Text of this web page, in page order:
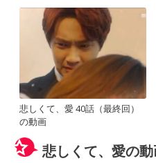
悲しくて、愛 40話（最終回）
の動画
悲しくて、愛の